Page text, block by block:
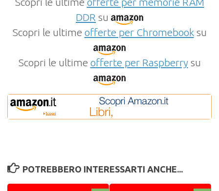
DDR su
Scopri le ultime offerte per Chromebooksu
Scopri le ultime offerte per Raspberrysu
POTREBBERO INTERESSARTI ANCHE...